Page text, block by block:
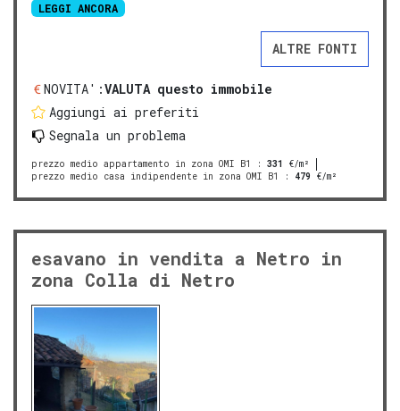
LEGGI ANCORA
ALTRE FONTI
NOVITA':VALUTA questo immobile
Aggiungi ai preferiti
Segnala un problema
prezzo medio appartamento in zona OMI B1 : 331
€/m²
prezzo medio casa indipendente in zona OMI B1
: 479 €/m²
esavano in vendita a Netro in
zona Colla di Netro